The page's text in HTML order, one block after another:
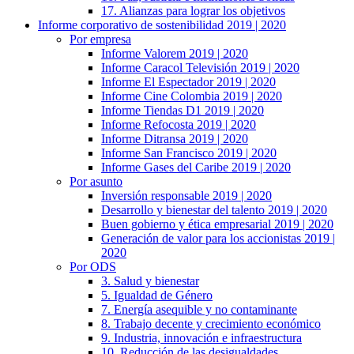
17. Alianzas para lograr los objetivos
Informe corporativo de sostenibilidad 2019 | 2020
Por empresa
Informe Valorem 2019 | 2020
Informe Caracol Televisión 2019 | 2020
Informe El Espectador 2019 | 2020
Informe Cine Colombia 2019 | 2020
Informe Tiendas D1 2019 | 2020
Informe Refocosta 2019 | 2020
Informe Ditransa 2019 | 2020
Informe San Francisco 2019 | 2020
Informe Gases del Caribe 2019 | 2020
Por asunto
Inversión responsable 2019 | 2020
Desarrollo y bienestar del talento 2019 | 2020
Buen gobierno y ética empresarial 2019 | 2020
Generación de valor para los accionistas 2019 |
2020
Por ODS
3. Salud y bienestar
5. Igualdad de Género
7. Energía asequible y no contaminante
8. Trabajo decente y crecimiento económico
9. Industria, innovación e infraestructura